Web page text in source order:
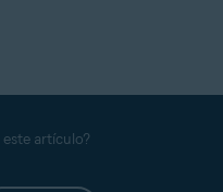
artículo?